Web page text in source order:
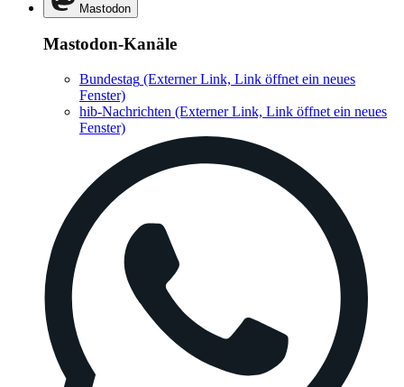
Mastodon
Mastodon-Kanäle
Bundestag (Externer Link, Link öffnet ein neues
Fenster)
hib-Nachrichten (Externer Link, Link öffnet ein neues
Fenster)